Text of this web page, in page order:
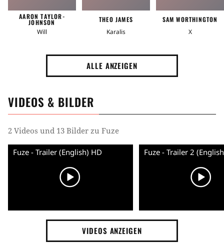
AARON TAYLOR-
JOHNSON
Will
THEO JAMES
Karalis
SAM WORTHINGTON
X
ALLE ANZEIGEN
VIDEOS & BILDER
2 Videos und 13 Bilder zu Fuze
Fuze - Trailer (English) HD Fuze - Trailer 2
VIDEOS ANZEIGEN